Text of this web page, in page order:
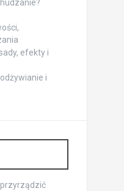
efekty i
i